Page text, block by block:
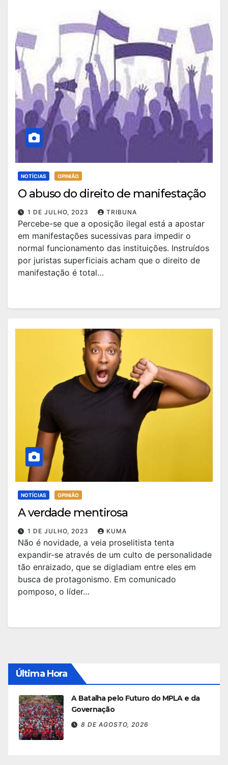
NOTÍCIAS OPINIÃO
O abuso do direito de manifestação
1 DE JULHO, 2023 TRIBUNA
Percebe-se que a oposição ilegal está a apostar
em manifestações sucessivas para impedir o
normal funcionamento das instituições. Instruídos
por juristas superficiais acham que o direito de
manifestação é total…
NOTÍCIAS OPINIÃO
A verdade mentirosa
1 DE JULHO, 2023 KUMA
Não é novidade, a veia proselitista tenta
expandir-se através de um culto de personalidade
tão enraizado, que se digladiam entre eles em
busca de protagonismo. Em comunicado
pomposo, o líder…
Última Hora
A Batalha pelo Futuro do MPLA e da
Governação
8 DE AGOSTO, 2026